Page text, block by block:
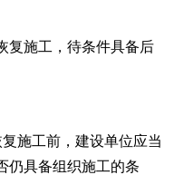
复施工，待条件具备后
施工前，建设单位应当
仍具备组织施工的条